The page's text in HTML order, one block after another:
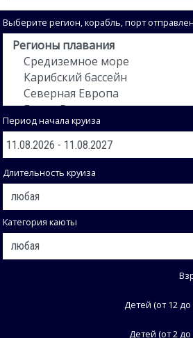
Выберите регион, корабль, порт
Период начала круиза
Длительность круиза
Категория каюты
Детей (от 12 до
Детей (от 2 до